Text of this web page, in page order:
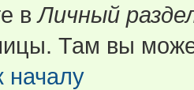
вЛичный
Там вы
началу